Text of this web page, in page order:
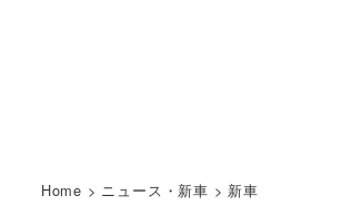
Home > ニュース・新車 > 新車